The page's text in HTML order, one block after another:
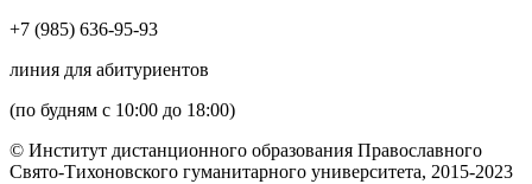
+7 (985) 636-95-93
линия для абитуриентов
(по будням с 10:00 до 18:00)
© Институт дистанционного образования Православного
Свято-Тихоновского гуманитарного университета, 2015-2023